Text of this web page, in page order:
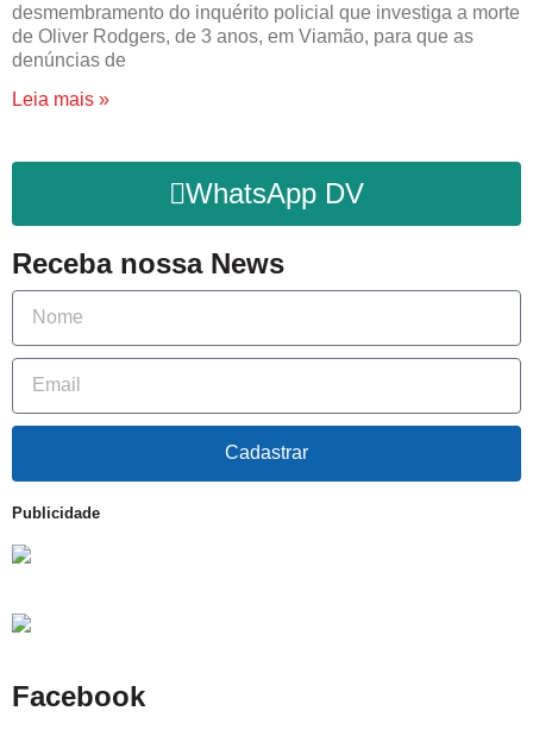
desmembramento do inquérito policial que investiga a morte
de Oliver Rodgers, de 3 anos, em Viamão, para que as
denúncias de
Leia mais »
WhatsApp DV
Receba nossa News
Cadastrar
Publicidade
Facebook